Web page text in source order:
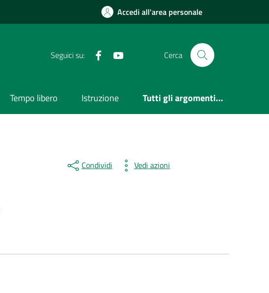
Accedi all'area personale
Seguici su: Facebook Cerca
Tempo libero Istruzione Tutti gli argomenti...
Condividi Vedi azioni